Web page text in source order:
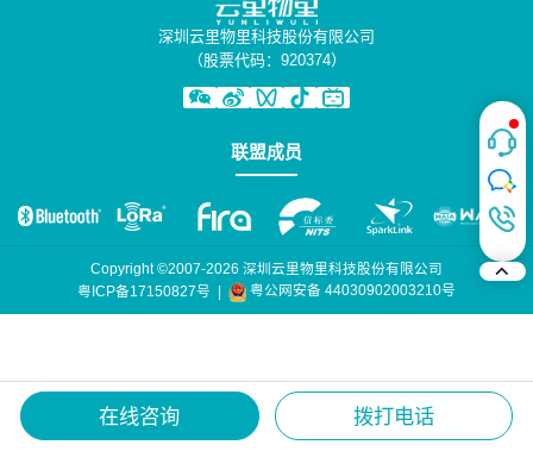
深圳云里物里科技股份有限公司
（股票代码：920374）
联盟成员
Copyright ©2007-2026 深圳云里物里科技股份有限公司
粤ICP备17150827号 | 粤公网安备 44030902003210号
在线咨询 拨打电话